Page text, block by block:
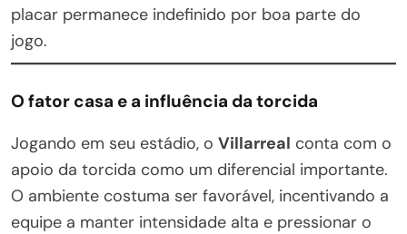
placar permanece indefinido por boa parte do
jogo.
O fator casa e a influência da torcida
Jogando em seu estádio, o Villarreal conta com o
apoio da torcida como um diferencial importante.
O ambiente costuma ser favorável, incentivando a
equipe a manter intensidade alta e pressionar o